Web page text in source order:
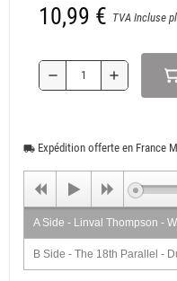
10,99 € TVA Incluse
remove add
local_shipping Expédition offerte en France
A Side - Linval Thompson -
B Side - The 18th Parallel -